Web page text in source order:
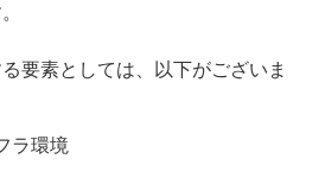
要素としては、以下がございま
ラ環境